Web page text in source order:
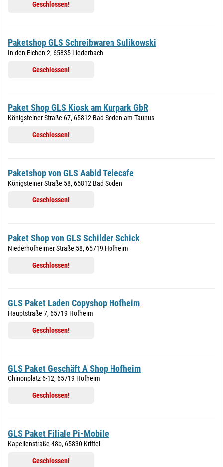
Geschlossen!
Paketshop GLS Schreibwaren Sulikowski
In den Eichen 2, 65835 Liederbach
Geschlossen!
Paket Shop GLS Kiosk am Kurpark GbR
Königsteiner Straße 67, 65812 Bad Soden am Taunus
Geschlossen!
Paketshop von GLS Aabid Telecafe
Königsteiner Straße 58, 65812 Bad Soden
Geschlossen!
Paket Shop von GLS Schilder Schick
Niederhofheimer Straße 58, 65719 Hofheim
Geschlossen!
GLS Paket Laden Copyshop Hofheim
Hauptstraße 7, 65719 Hofheim
Geschlossen!
GLS Paket Geschäft A Shop Hofheim
Chinonplatz 6-12, 65719 Hofheim
Geschlossen!
GLS Paket Filiale Pi-Mobile
Kapellenstraße 48b, 65830 Kriftel
Geschlossen!